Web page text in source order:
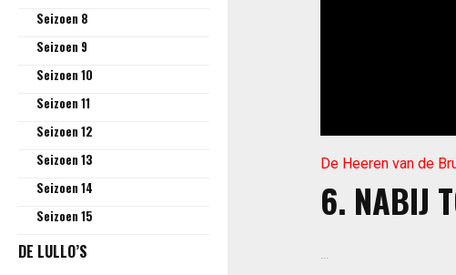
Seizoen 8
Seizoen 9
Seizoen 10
Seizoen 11
Seizoen 12
Seizoen 13
Seizoen 14
Seizoen 15
DE LULLO’S
De Heeren van de
6. NABIJ